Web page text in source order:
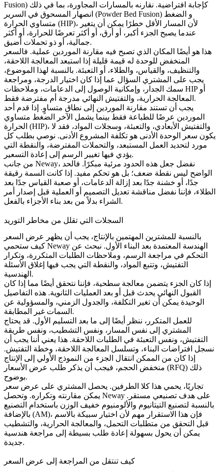
Fusion) كإجابة افتراضية. نقارنه بالمسارات المجاورة، بما في ذلك
انصهار المسحوق في السرير (Powder Bed Fusion)
و الضغط
متساوي الحرارة (HIP)، لأن المسار الأقل خطرًا يمكن أن يتغير
عندما يصبح الجزء أكبر، أو أرق، أو أكثر تعرضًا للحرارة، أو أكثر
جمالية، أو ذو تحملات أضيق.
هذا هو أيضًا المكان الذي تصبح فيه مقارنة الموردين عملية. فالسعر
المنخفض للوحدة له قيمة قليلة إذا استبعد المعالجة اللاحقة،
والتنظيف، والقياس، والطلاء، أو التعبئة. بالنسبة لهذا الموضوع،
يجب على المشتري السؤال عما إذا كان اختيار الدرجة، ومراجعة
سمك الجدار، وإمكانية الوصول إلى الدعامات، وملاحظات HIP أو
المعالجة الحرارية، والتفتيش النهائي مدرجة أم مفترضة فقط.
يجب أن تستند مقارنة الموردين إلى نطاق متساوٍ. إذا قدم أحد
الموردين عرضًا للطباعة فقط بينما يشمل الآخر
الضغط متساوي
الحرارة (HIP)، والتفتيش الأبعادي، والتعبئة، وسجلات المواد، فقد لا
يكون سعر الوحدة الأدنى هو تكلفة المشروع الأدنى. نوصي بطلب كل
مورد لتحديد العمل المستبعد، والتحملات المفترضة، والنقطة التي
يؤدي فيها تغيير الرسم إلى إعادة التسعير.
من جانب Neway، نفضل جعل هذه الحدود مرئية مبكرًا. فالحد
الواضح ليس نقطة ضعف؛ بل هو تحكم مفيد. إذا كانت السمة رقيقة
جدًا، أو خشنة جدًا بعد إزالة الدعامات، أو صعبة القياس جدًا بعد
الطلاء، فإننا نفضل مناقشة تعديل التصميم أو العملية قبل إصدار أمر
الشراء بدلاً من بعد بناء الأجزاء بالفعل.
السجلات التي تقلل من مخاطر التوريد
بالنسبة للمشترين المهتمين بالإنتاج، يجب أن يظهر عرض السعر
كيف ستحمي Neway الهندسة المعتمدة بعد البناء الأول. نبحث عن
التحكم في مراجعة الرسم، وملاحظات الطلبات المتكررة، وتكرار
التفتيش، وتتبع المواد، والنقطة التي يجب فيها إغلاق الأسئلة
الهندسية.
إذا كان الجزء يتضمن معالجة سطحية، فإننا نتحقق أيضًا مما إذا كان
القبول النهائي يحدث قبل أو بعد العمليات الثانوية. هذه التفاصيل
الوحيدة يمكن أن تغير التكلفة، والجدول الزمني، والمسؤولية عن
السمات غير المطابقة.
للعمل المتكرر، ننظر أيضًا إلى ما بعد التسليم الأول. قد يحتاج
المشتري إلى نفس المسار، ونفس التشطيب، ونفس طريقة
التفتيش، ونفس التعبئة في الطلبات اللاحقة. هذا يعني أننا يجب أن
نسجل افتراضات البناء، وتسلسل المعالجة اللاحقة، وخطة التفتيش.
إذا كان من الممكن انتقال الجزء من النموذج الأولي إلى الإنتاج
منخفض الحجم، فيجب أن يذكر طلب عرض الأسعار (RFQ) ذلك
بوضوح.
تجاريًا، يحمي هذا كلا الطرفين. يحصل المشتري على عرض سعر
يمكن مقارنته وتكراره. وتحصل Neway على هدف تصنيعي مستقر.
بالنسبة لتصنيع التيتانيوم والألومنيوم خفيف الوزن باستخدام التصنيع
بالإضافة (AM)، فإن هذا الاستقرار مهم لأن اختيار سبيكة بالاسم
قبل التحقق من متطلبات التحمل، والمعالجة الحرارية، والتشطيب
يمكن أن يحول بسهولة إعادة طلب بسيطة إلى مراجعة هندسية
جديدة.
كيف تنتقل من المراجعة إلى عرض السعر